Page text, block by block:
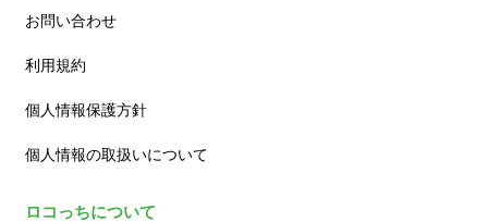
お問い合わせ
利用規約
個人情報保護方針
個人情報の取扱いについて
ロコっちについて